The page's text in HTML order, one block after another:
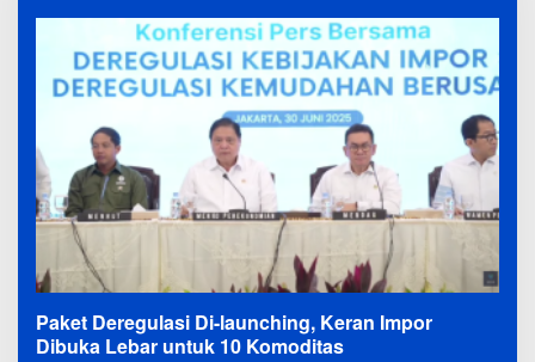
Paket Deregulasi Di-launching, Keran Impor
Dibuka Lebar untuk 10 Komoditas